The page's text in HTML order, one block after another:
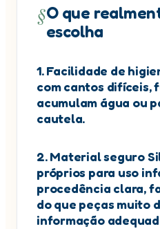
§O que
escolha
1. Facilidade de
com cantos difíceis,
acumulam água ou
cautela.
2. Material seguro
próprios para uso
procedência clara,
do que peças muito
informação